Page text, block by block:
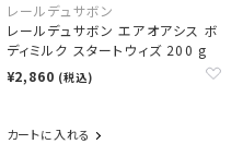
レールデュサボン
レールデュサボン エアオアシス ボ
ディミルク スタートウィズ 200 g
¥2,860 (税込)
カートに入れる